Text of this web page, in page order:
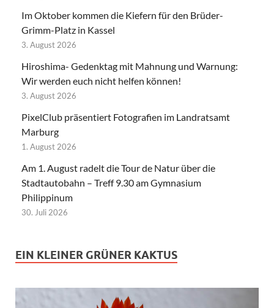
Im Oktober kommen die Kiefern für den Brüder-
Grimm-Platz in Kassel
3. August 2026
Hiroshima- Gedenktag mit Mahnung und Warnung:
Wir werden euch nicht helfen können!
3. August 2026
PixelClub präsentiert Fotografien im Landratsamt
Marburg
1. August 2026
Am 1. August radelt die Tour de Natur über die
Stadtautobahn – Treff 9.30 am Gymnasium
Philippinum
30. Juli 2026
EIN KLEINER GRÜNER KAKTUS